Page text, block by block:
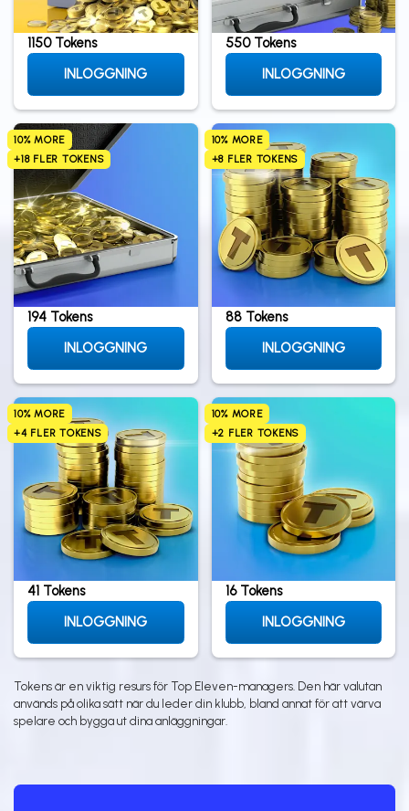
1150 Tokens
INLOGGNING
550 Tokens
INLOGGNING
10% MORE
+18 FLER TOKENS
194 Tokens
INLOGGNING
10% MORE
+8 FLER TOKENS
88 Tokens
INLOGGNING
10% MORE
+4 FLER TOKENS
41 Tokens
INLOGGNING
10% MORE
+2 FLER TOKENS
16 Tokens
INLOGGNING
Tokens är en viktig resurs för Top Eleven-managers. Den här valutan
används på olika sätt när du leder din klubb, bland annat för att värva
spelare och bygga ut dina anläggningar.